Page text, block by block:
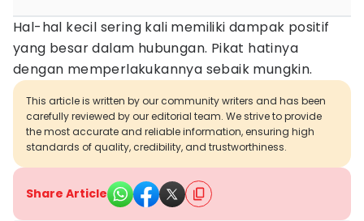
Hal-hal kecil sering kali memiliki dampak positif
yang besar dalam hubungan. Pikat hatinya
dengan memperlakukannya sebaik mungkin.
This article is written by our community writers and has been
carefully reviewed by our editorial team. We strive to provide
the most accurate and reliable information, ensuring high
standards of quality, credibility, and trustworthiness.
Share Article